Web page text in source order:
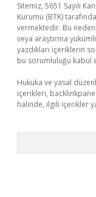
Sitemiz, 5651 Sayılı
Kurumu (BTK)
vermektedir. Bu
veya araştırma
yazdıkları içeriklerin
bu sorumluluğu kabul
Hukuka ve yasal
içerikleri,
halinde, ilgili içerikler